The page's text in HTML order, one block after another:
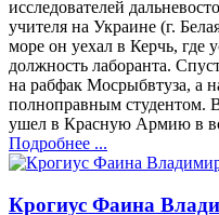
исследователей
учителя на Украине (г.
море он уехал в Керчь,
должность лаборанта.
на рабфак Мосрыбвтуза, а
полноправным студентом.
ушел в Красную Армию в
Подробнее ...
Крогиус Фаина